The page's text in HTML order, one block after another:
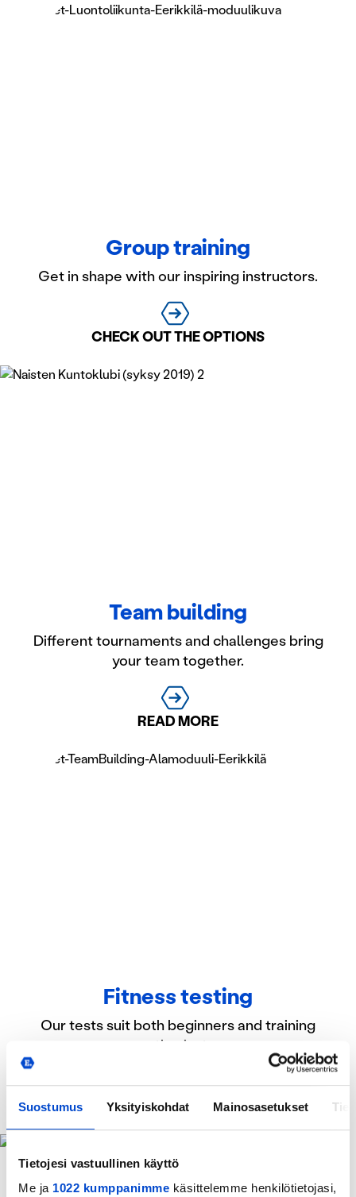
Suostumus Yksityiskohdat Mainosasetukset
Tietojesi vastuullinen käyttö
Me ja 1022 kumppanimme käsittelemme henkilötietojasi,
Group training
Get in shape with our inspiring instructors.
CHECK OUT THE OPTIONS
Team building
Different tournaments and challenges bring
your team together.
READ MORE
Fitness testing
Our tests suit both beginners and training
enthusiasts.
GET MORE INFORMATION